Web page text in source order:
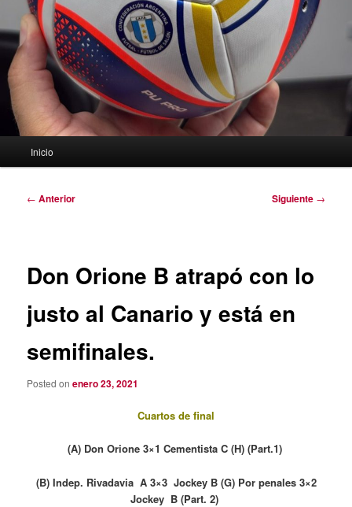
Inicio
Navegación
← Anterior Siguiente →
Don Orione B atrapó con lo
justo al Canario y está en
semifinales.
Posted onenero 23, 2021
Cuartos de final
(A) Don Orione 3×1 Cementista C (H) (Part.1)
(B) Indep. Rivadavia A 3×3 Jockey B (G) Por penales 3×2
Jockey B (Part. 2)